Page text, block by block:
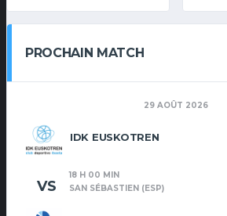
PROCHAIN MATCH
29 AOÛT 2026
IDK EUSKOTREN
VS
18 H 00 MIN
SAN SÉBASTIEN (ESP)